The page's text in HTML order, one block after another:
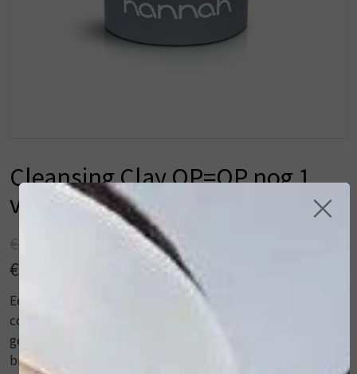
Cleansing Clay OP=OP nog 1
voor deze prijs!
€ 45,00
€ 36,00
Een mooie, gezonde en vitale huid begint bij een
consequente, twee-dagelijkse reiniging. Naast het
gebruik van een hydrofiele reinigingsmilk of -olie en
bijpassende lotion, heeft de huid behoefte aan een
×